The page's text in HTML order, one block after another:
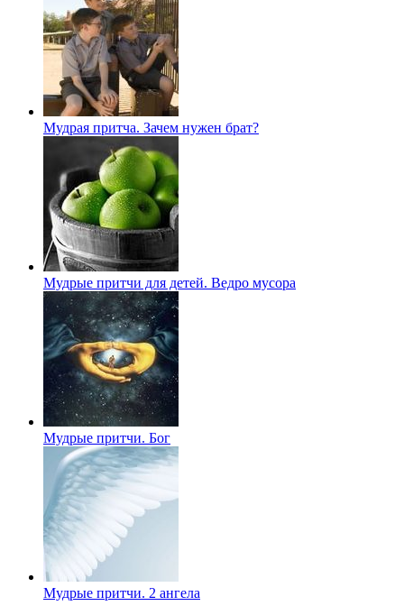
Мудрая притча. Зачем нужен брат?
Мудрые притчи для детей. Ведро мусора
Мудрые притчи. Бог
Мудрые притчи. 2 ангела